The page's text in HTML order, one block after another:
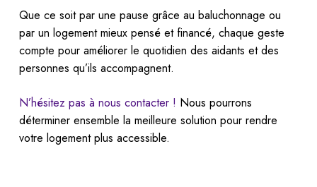
Que ce soit par une pause grâce au baluchonnage ou
par un logement mieux pensé et financé, chaque geste
compte pour améliorer le quotidien des aidants et des
personnes qu’ils accompagnent.
N’hésitez pas à nous contacter ! Nous pourrons
déterminer ensemble la meilleure solution pour rendre
votre logement plus accessible.